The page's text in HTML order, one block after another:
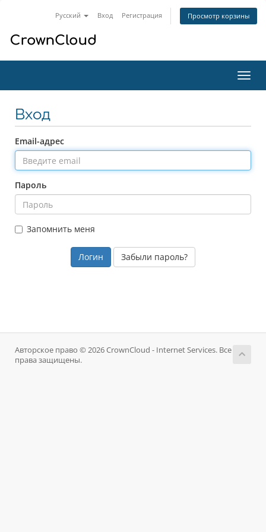
Русский Вход Регистрация Просмотр корзины
Вход
Email-адрес
Пароль
Запомнить меня
Забыли пароль?
Авторское право © 2026 CrownCloud - Internet Services. Все
права защищены.